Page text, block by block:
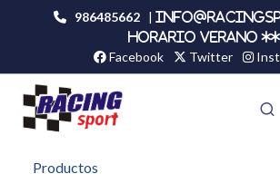
986485662 |
HORARIO VERANO **
Facebook Twitter
Productos